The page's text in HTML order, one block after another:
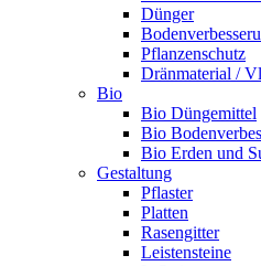
Dünger
Pflanzenschutz
Dränmaterial /
Bio
Bio Düngemittel
Bio
Bio Erden und
Gestaltung
Pflaster
Platten
Rasengitter
Leistensteine